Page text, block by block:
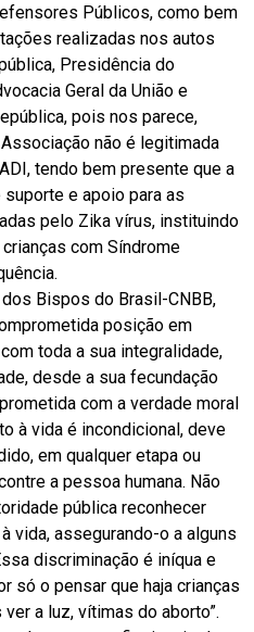
Públicos, como bem
realizadas nos autos
Presidência do
Geral da União e
pois nos parece,
não é legitimada
tendo bem presente que a
e apoio para as
pelo Zika vírus, instituindo
com Síndrome
Bispos do Brasil-CNBB,
posição em
toda a sua integralidade,
desde a sua fecundação
com a verdade moral
à vida é incondicional, deve
em qualquer etapa ou
a pessoa humana. Não
pública reconhecer
vida, assegurando-o a alguns
discriminação é iníqua e
só o pensar que haja crianças
a luz, vítimas do aborto”.